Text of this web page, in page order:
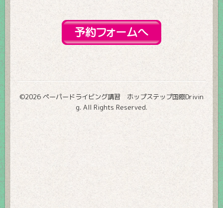
©2026 ペーパードライビング講習 ホップステップ国際Drivin
g. All Rights Reserved.